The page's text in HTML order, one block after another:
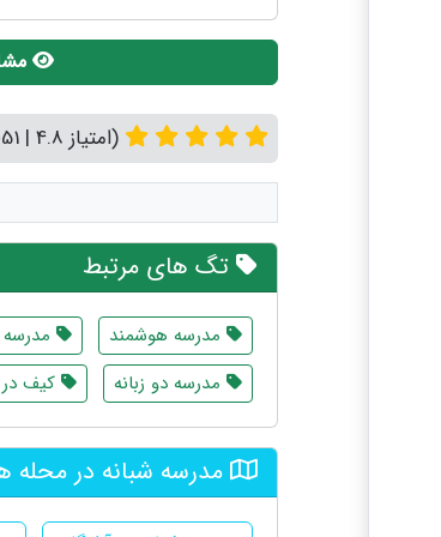
(امتیاز 4.8 | 5051 رای)
تگ های مرتبط
مدرسه هوشمند مدرسه
مدرسه دو زبانه
کیف
مدرسه شبانه در محله